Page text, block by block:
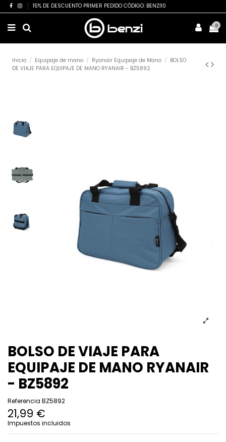
15% DE DESCUENTO PRIMER PEDIDO CÓDIGO: BENZI10
0
Inicio Equipaje de mano Ryanair Equipaje de Mano
BOLSO
DE VIAJE PARA EQUIPAJE DE MANO RYANAIR - BZ5892
BOLSO DE VIAJE PARA
EQUIPAJE DE MANO RYANAIR
- BZ5892
Referencia BZ5892
21,99 €
Impuestos incluidos